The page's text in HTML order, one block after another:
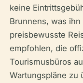
keine
Brunnens, was
preisbewusste
empfohlen, die
Tourismusbüros
Wartungspläne zu